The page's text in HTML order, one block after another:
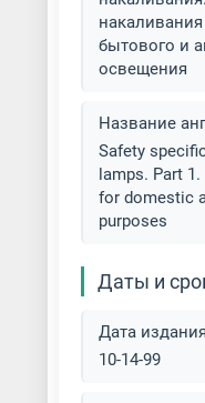
бытового и
освещения
Название
Safety
lamps. Part
for domestic
purposes
Даты и
Дата
10-14-99